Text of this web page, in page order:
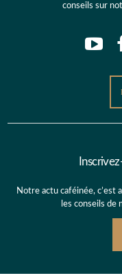
conseils sur
Notre actu caféinée, c’est
les conseils de